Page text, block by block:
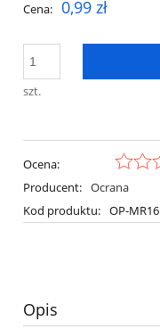
Cena: 0,99 zł
szt.
Ocena:
Producent: Ocrana
Kod produktu: OP-MR16
Opis